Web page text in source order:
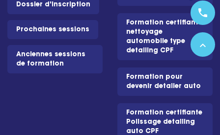
Dossier d'inscription
Prochaines sessions
Anciennes sessions
de formation
Formation certifiante
nettoyage
automobile type
detailing CPF
Formation pour
devenir detailer auto
Formation certifiante
Polissage detailing
auto CPF
phone
expand_less